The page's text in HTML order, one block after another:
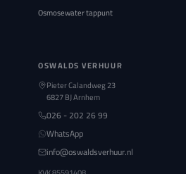
Osmosewater tappunt
OSWALDS VERHUUR
Pieter Calandweg 23
6827 BJ Arnhem
026 - 202 26 99
WhatsApp
info@oswaldsverhuur.nl